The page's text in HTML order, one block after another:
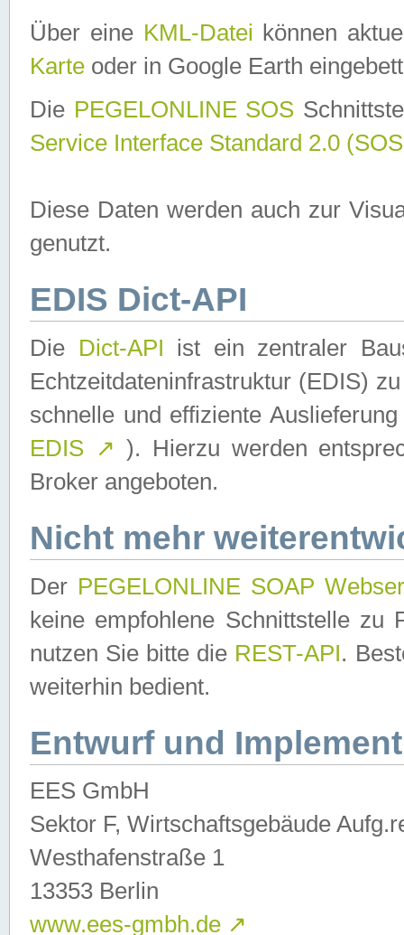
Über eine KML-Datei können
Karte oder in Google Earth
Die PEGELONLINE SOS
Service Interface Standard 2.0
Diese Daten werden auch zur
genutzt.
EDIS Dict-API
Die Dict-API ist ein zentraler
Echtzeitdateninfrastruktur (EDIS)
schnelle und effiziente
EDIS ↗ ). Hierzu werden
Broker angeboten.
Nicht mehr
Der PEGELONLINE SOAP
keine empfohlene Schnittstelle zu
nutzen Sie bitte die REST-API.
weiterhin bedient.
Entwurf und
EES GmbH
Sektor F, Wirtschaftsgebäude
Westhafenstraße 1
13353 Berlin
www.ees-gmbh.de ↗